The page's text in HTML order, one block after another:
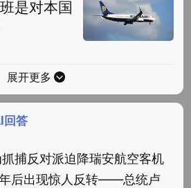
是对本国
展开更多
回答
捕反对派迫降瑞安航空客机
后出现惊人反转——总统卢